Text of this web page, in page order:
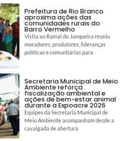
Prefeitura de Rio Branco
aproxima ações das
comunidades rurais do
Barro Vermelho
Visita ao Ramal do Junqueira reuniu
moradores, produtores, lideranças
políticas e comunitárias para
Secretaria Municipal de Meio
Ambiente reforça
fiscalização ambiental e
ações de bem-estar animal
durante a Expoacre 2026
Equipes da Secretaria Municipal de
Meio Ambiente acompanham desde a
cavalgada de abertura